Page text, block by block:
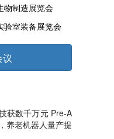
物制造展览会
验室装备展览会
议
获数千万元 Pre-A
养老机器人量产提